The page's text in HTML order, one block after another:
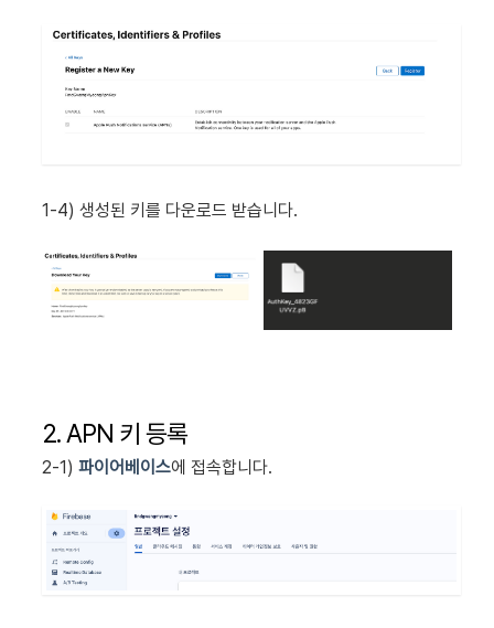
1-4) 생성된 키를 다운로드 받습니다.
2. APN 키 등록
2-1) 파이어베이스에 접속합니다.